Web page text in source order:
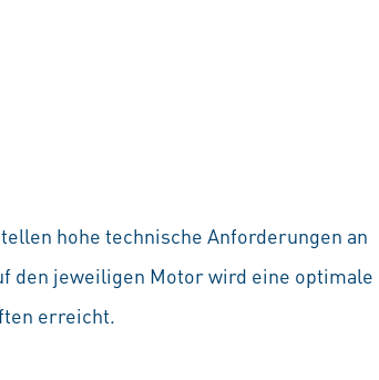
hohe technische Anforderungen an
den jeweiligen Motor wird eine optimale
erreicht.